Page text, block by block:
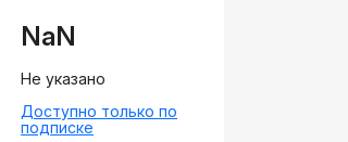
NaN
Не указано
Доступно только по
подписке